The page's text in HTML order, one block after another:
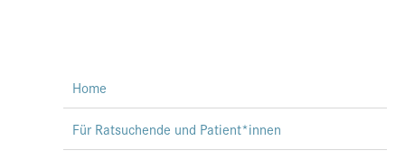
Home
Für Ratsuchende und Patient*innen